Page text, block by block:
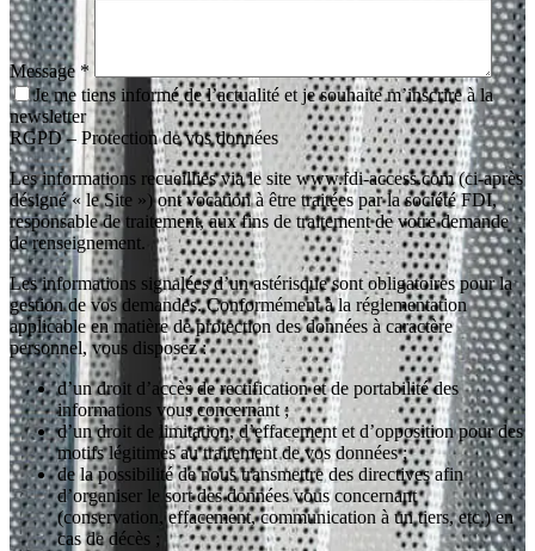
Message *
Je me tiens informé de l’actualité et je souhaite m’inscrire à la
newsletter
RGPD – Protection de vos données
Les informations recueillies via le site www.fdi-access.com (ci-après
désigné « le Site ») ont vocation à être traitées par la société FDI,
responsable de traitement, aux fins de traitement de votre demande
de renseignement.
Les informations signalées d’un astérisque sont obligatoires pour la
gestion de vos demandes. Conformément à la réglementation
applicable en matière de protection des données à caractère
personnel, vous disposez :
d’un droit d’accès de rectification et de portabilité des
informations vous concernant ;
d’un droit de limitation, d’effacement et d’opposition pour des
motifs légitimes au traitement de vos données ;
de la possibilité de nous transmettre des directives afin
d’organiser le sort des données vous concernant
(conservation, effacement, communication à un tiers, etc.) en
cas de décès ;